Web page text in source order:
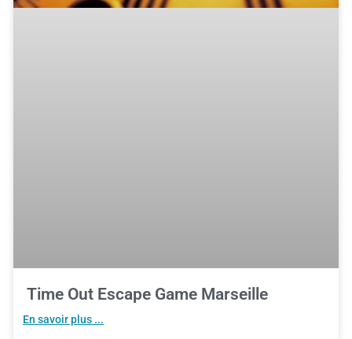
Time Out Escape Game Marseille
En savoir plus ...